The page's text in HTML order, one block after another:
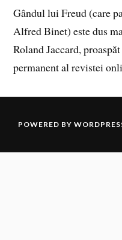
Gândul lui Freud (care
Alfred Binet) este dus
Roland Jaccard,
permanent al revistei
POWERED BY